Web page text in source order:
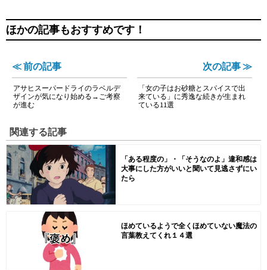
ほかの記事もおすすめです！
≪ 前の記事
アサヒスーパードライのラベルデ
ザインが気になり始める→ご考察
が進む
次の記事 ≫
「女の子はお砂糖とスパイスで出
来ている」に秀逸な続きが生まれ
ている11選
関連する記事
「ある程度の」・「そうなのよ」違和感は
大事にした方がいいと聞いて見逃さずにい
たら
ほめているようで全くほめていない魔法の
言葉教えてくれ１４選